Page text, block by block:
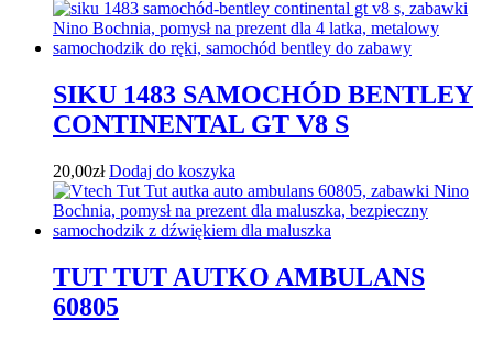
SIKU 1483 SAMOCHÓD BENTLEY
CONTINENTAL GT V8 S
20,00zł Dodaj do koszyka
TUT TUT AUTKO AMBULANS
60805